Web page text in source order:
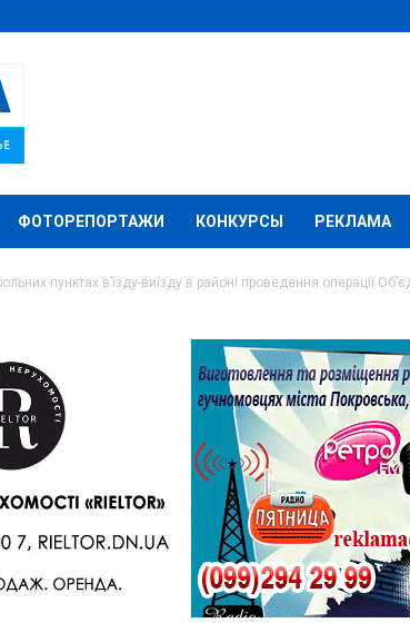
ФОТОРЕПОРТАЖИ КОНКУРСЫ РЕКЛАМА
пунктах в’їзду-виїзду в районі проведення операції
контрольних
проведення
сил